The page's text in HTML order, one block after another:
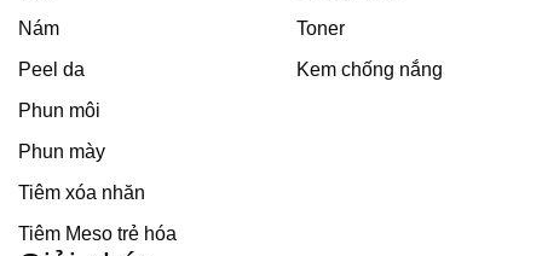
Nám
Peel da
Phun môi
Phun mày
Tiêm xóa nhăn
Tiêm Meso trẻ hóa
Toner
Kem chống nắng